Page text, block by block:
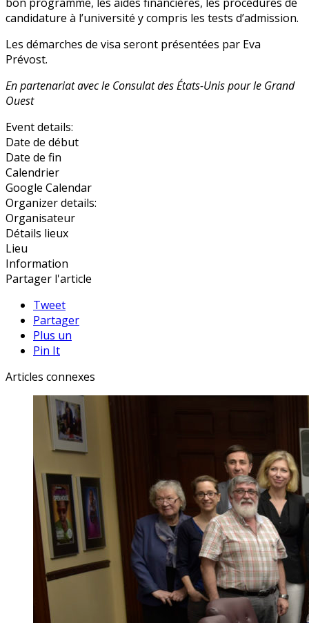
candidature à l’université y compris les tests d’admission.
Les démarches de visa seront présentées par Eva
Prévost.
En partenariat avec le Consulat des États-Unis pour le Grand
Ouest
Event details:
Date de début
Date de fin
Calendrier
Google Calendar
Organizer details:
Organisateur
Détails lieux
Lieu
Information
Partager l'article
Tweet
Partager
Plus un
Pin It
Articles connexes